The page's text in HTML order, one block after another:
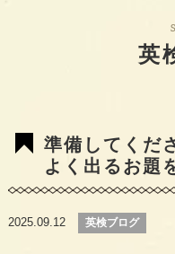
英
準備してくだ
よく出るお題
2025.09.12 英検ブログ